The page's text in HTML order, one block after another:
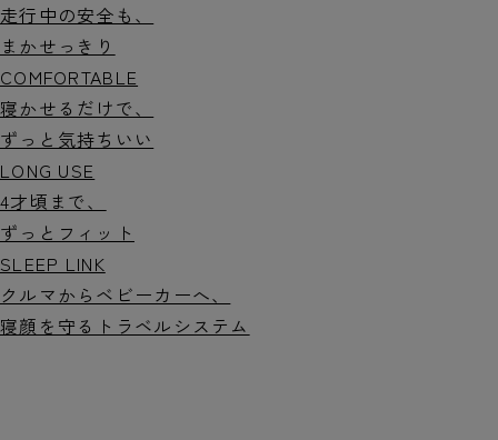
走行中の安全も、
まかせっきり
COMFORTABLE
寝かせるだけで、
ずっと気持ちいい
LONG USE
4才頃まで、
ずっとフィット
SLEEP LINK
クルマからベビーカーへ、
寝顔を守るトラベルシステム